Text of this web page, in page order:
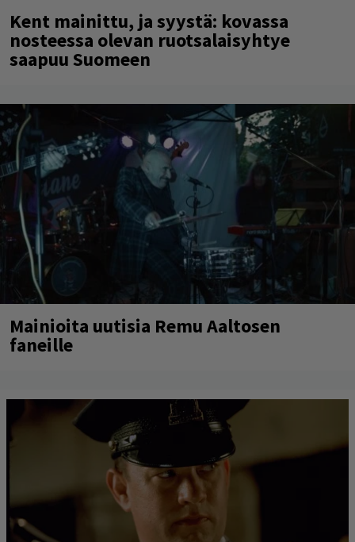
Kent mainittu, ja syystä: kovassa
nosteessa olevan ruotsalaisyhtye
saapuu Suomeen
Mainioita uutisia Remu Aaltosen
faneille